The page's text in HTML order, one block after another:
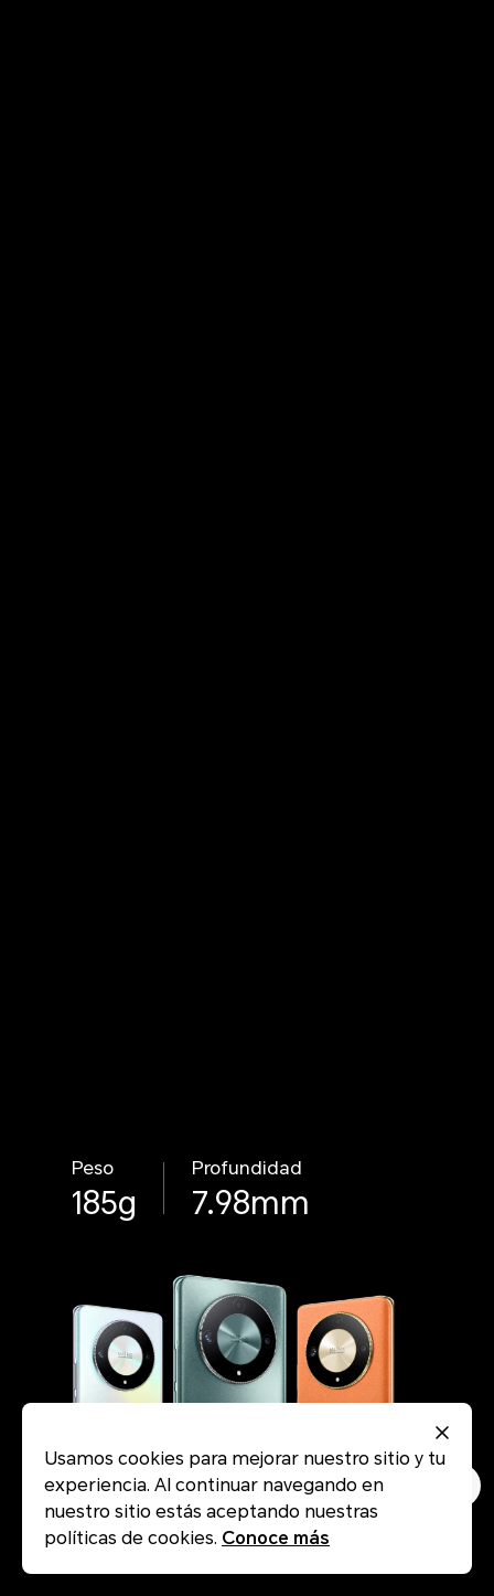
Peso
185g
Profundidad
7.98mm
Usamos cookies para mejorar nuestro sitio y tu
experiencia. Al continuar navegando en
nuestro sitio estás aceptando nuestras
políticas de cookies. Conoce más